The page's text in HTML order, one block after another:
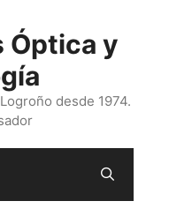
Óptica y
desde 1974.